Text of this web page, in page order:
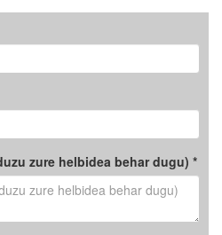
zure helbidea behar dugu) *